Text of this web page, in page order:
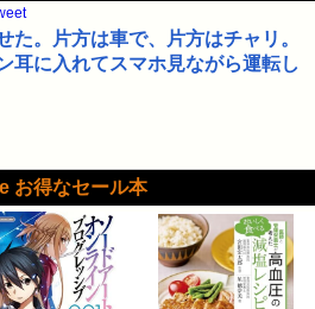
た。片方は車で、片方はチャリ。
耳に入れてスマホ見ながら運転し
お得なセール本